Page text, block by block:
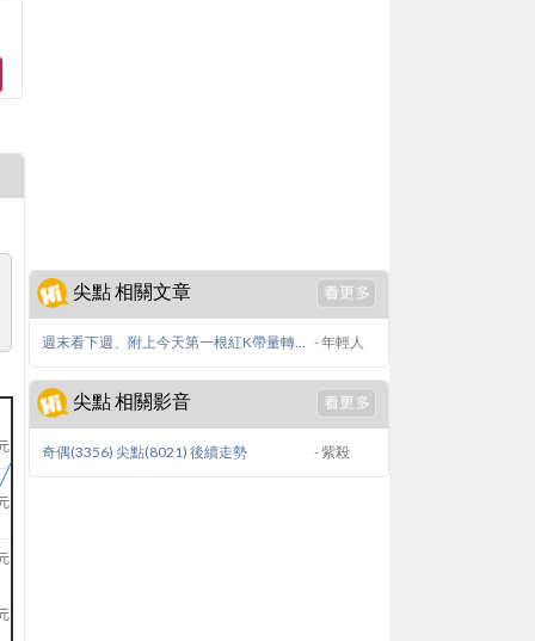
尖點 相關文章
- 年輕人
週末看下週、附上今天第一根紅K帶量轉強股票。
尖點 相關影音
- 紫殺
奇偶(3356) 尖點(8021) 後續走勢